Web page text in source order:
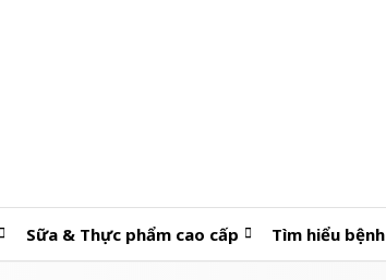
Sữa & Thực phẩm cao cấp Tìm hiểu bệnh